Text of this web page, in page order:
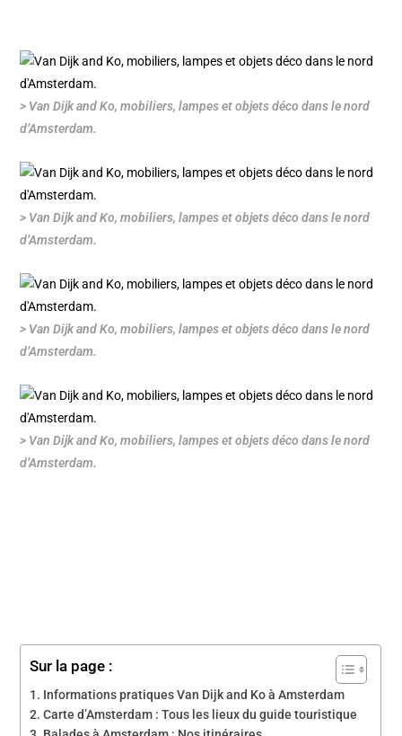
> Van Dijk and Ko, mobiliers, lampes et objets déco dans le nord
d’Amsterdam.
> Van Dijk and Ko, mobiliers, lampes et objets déco dans le nord
d’Amsterdam.
> Van Dijk and Ko, mobiliers, lampes et objets déco dans le nord
d’Amsterdam.
> Van Dijk and Ko, mobiliers, lampes et objets déco dans le nord
d’Amsterdam.
Sur la page :
Informations pratiques Van Dijk and Ko à Amsterdam
Carte d’Amsterdam : Tous les lieux du guide touristique